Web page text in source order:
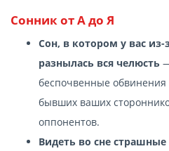
Сонник от А до Я
Сон, в котором у вас из-
разнылась вся челюсть
беспочвенные
бывших ваших
оппонентов.
Видеть во сне